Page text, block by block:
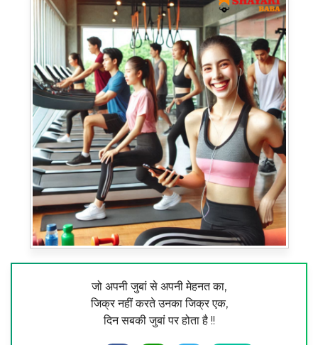
जो अपनी जुबां से अपनी मेहनत का,
जिक्र नहीं करते उनका जिक्र एक,
दिन सबकी जुबां पर होता है !!